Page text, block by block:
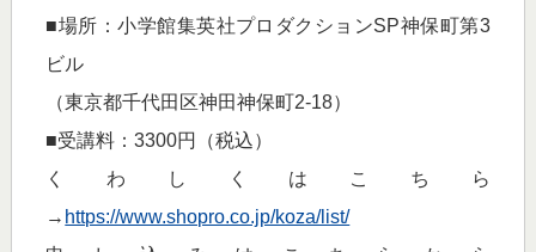
■場所：小学館集英社プロダクションSP神保町第3
ビル
（東京都千代田区神田神保町2-18）
■受講料：3300円（税込）
くわしくはこちら
→ https://www.shopro.co.jp/koza/list/